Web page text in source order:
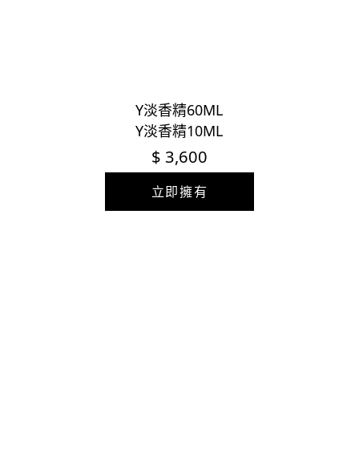
Y淡香精60ML
Y淡香精10ML
$ 3,600
立即擁有